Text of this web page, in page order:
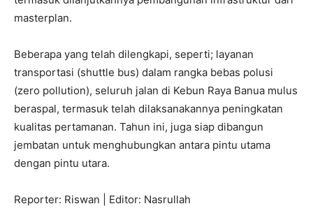
masterplan.
Beberapa yang telah dilengkapi, seperti; layanan
transportasi (shuttle bus) dalam rangka bebas polusi
(zero pollution), seluruh jalan di Kebun Raya Banua mulus
beraspal, termasuk telah dilaksanakannya peningkatan
kualitas pertamanan. Tahun ini, juga siap dibangun
jembatan untuk menghubungkan antara pintu utama
dengan pintu utara.
Reporter: Riswan | Editor: Nasrullah